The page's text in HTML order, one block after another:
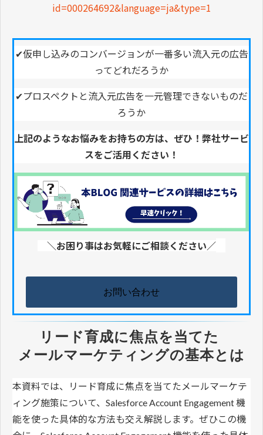
id=000264692&language=ja&type=1
✔︎仮申し込みのコンバージョンが一番多い流入元の広告
ってどれだろうか
✔︎プロスペクトと流入元広告を一元管理できないものだ
ろうか
上記のようなお悩みをお持ちの方は、ぜひ！弊社サービ
スをご活用ください！
＼お困り事はお気軽にご相談ください／
お問い合わせ
リード育成に焦点を当てた
メールマーケティングの基本とは
本資料では、リード育成に焦点を当てたメールマーケテ
ィング施策について、Salesforce Account Engagement 機
能を使った具体的な方法も交え解説します。 ぜひこの機